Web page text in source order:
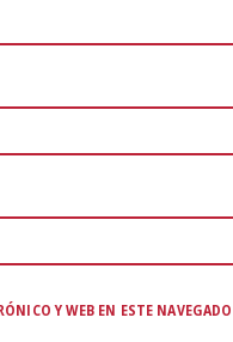
Y WEB EN ESTE